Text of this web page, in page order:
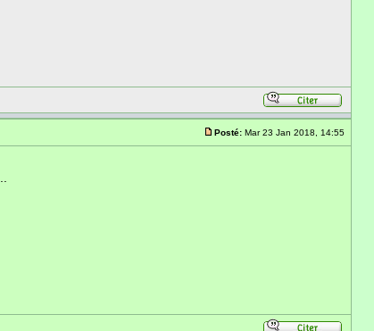
Posté: Mar 23 Jan 2018, 14:55